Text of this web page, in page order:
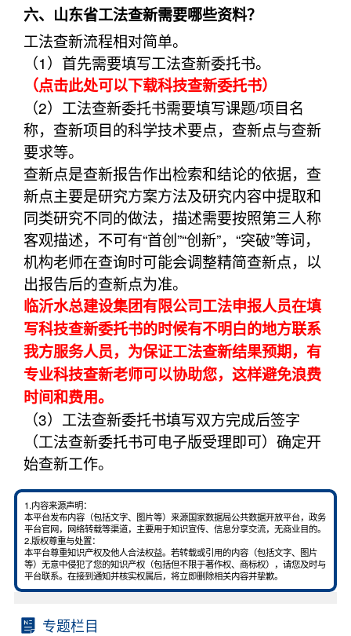
六、山东省工法查新需要哪些资料？
工法查新流程相对简单。
（1）首先需要填写工法查新委托书。
（点击此处可以下载科技查新委托书）
（2）工法查新委托书需要填写课题/项目名
称，查新项目的科学技术要点，查新点与查新
要求等。
查新点是查新报告作出检索和结论的依据，查
新点主要是研究方案方法及研究内容中提取和
同类研究不同的做法，描述需要按照第三人称
客观描述，不可有“首创”“创新”，“突破”等词，
机构老师在查询时可能会调整精简查新点，以
出报告后的查新点为准。
临沂水总建设集团有限公司工法申报人员在填
写科技查新委托书的时候有不明白的地方联系
我方服务人员，为保证工法查新结果预期，有
专业科技查新老师可以协助您，这样避免浪费
时间和费用。
（3）工法查新委托书填写双方完成后签字
（工法查新委托书可电子版受理即可）确定开
始查新工作。
1.内容来源声明：
本平台发布内容（包括文字、图片等）来源国家数据局公共数据开放平台，政务
平台官网，网络转载等渠道，主要用于知识宣传、信息分享交流，无商业目的。
2.版权尊重与处置：
本平台尊重知识产权及他人合法权益。若转载或引用的内容（包括文字、图片
等）无意中侵犯了您的知识产权（包括但不限于著作权、商标权），请您及时与
平台联系。在接到通知并核实权属后，将立即删除相关内容并挚歉。
专题栏目